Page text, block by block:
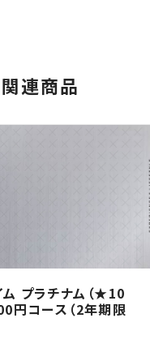
関連商品
プラチナム（★10
円コース（2年期限